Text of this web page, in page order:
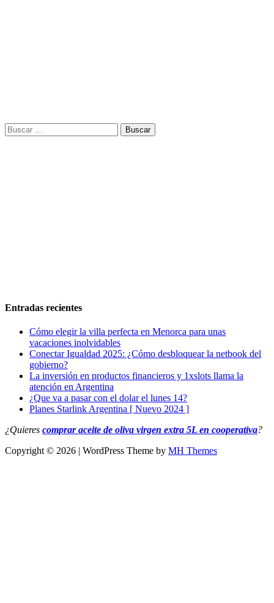
Buscar:
Entradas recientes
Cómo elegir la villa perfecta en Menorca para unas
vacaciones inolvidables
Conectar Igualdad 2025: ¿Cómo desbloquear la netbook del
gobierno?
La inversión en productos financieros y 1xslots llama la
atención en Argentina
¿Que va a pasar con el dolar el lunes 14?
Planes Starlink Argentina [ Nuevo 2024 ]
¿Quieres comprar aceite de oliva virgen extra 5L en cooperativa?
Copyright © 2026 | WordPress Theme by MH Themes